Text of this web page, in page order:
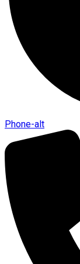
Phone-alt